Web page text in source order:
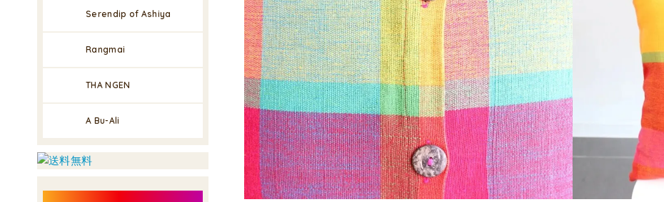
Serendip of Ashiya
Rangmai
THA NGEN
A Bu-Ali